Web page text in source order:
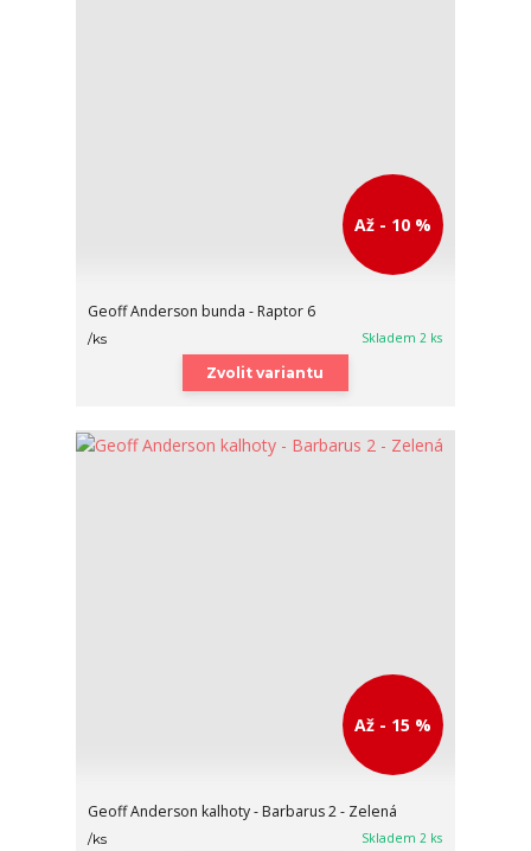
Až - 10 %
Geoff Anderson bunda - Raptor 6
/ks Skladem 2 ks
Zvolit variantu
Až - 15 %
Geoff Anderson kalhoty - Barbarus 2 - Zelená
/ks Skladem 2 ks